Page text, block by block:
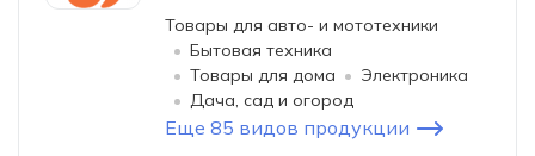
Товары для авто- и мототехники
Бытовая техника
Товары для дома
Электроника
Дача, сад и огород
Еще 85 видов продукции